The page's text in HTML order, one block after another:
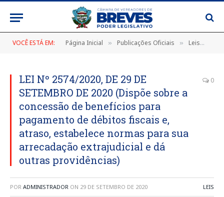
VOCÊ ESTÁ EM: Página Inicial » Publicações Oficiais » Leis
LEI Nº 2574/2020, DE 29 DE
SETEMBRO DE 2020 (Dispõe sobre a
concessão de benefícios para
pagamento de débitos fiscais e,
atraso, estabelece normas para sua
arrecadação extrajudicial e dá
outras providências)
0
POR ADMINISTRADOR ON 29 DE SETEMBRO DE 2020 LEIS